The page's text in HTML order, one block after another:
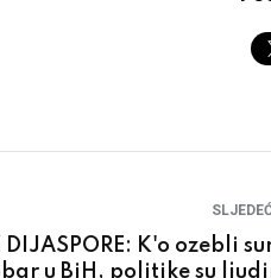
DIJASPORE: K'o ozebli
u BiH, politike su